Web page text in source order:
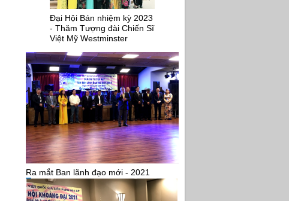
Đại Hội Bán nhiệm kỳ 2023
- Thăm Tượng đài Chiến Sĩ
Việt Mỹ Westminster
Ra mắt Ban lãnh đạo mới - 2021